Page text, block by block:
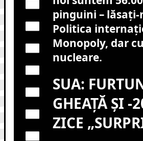
pinguini – lăsați-
Politica
Monopoly, dar
nucleare.
SUA:
GHEAȚĂ ȘI -
ZICE